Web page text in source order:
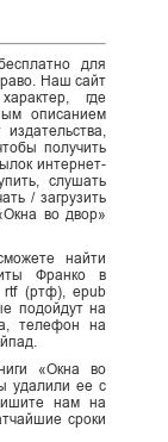
для
Наш сайт
где
описанием
получить
интернет-
слушать
/ загрузить
во двор»
найти
Франко в
(ртф), epub
подойдут на
телефон на
«Окна во
удалили ее с
нам на
сроки